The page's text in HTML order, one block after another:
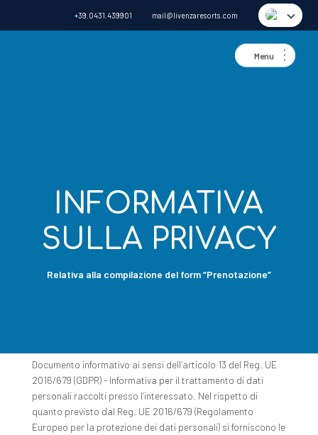
+39.0431.439901 mail@livenzaresorts.com
INFORMATIVA
SULLA PRIVACY
Relativa alla compilazione del form “Prenotazione”
Documento informativo ai sensi dell’articolo 13 del Reg. UE
2016/679 (GDPR) - Informativa per il trattamento di dati
personali raccolti presso l’interessato. Nel rispetto di
quanto previsto dal Reg. UE 2016/679 (Regolamento
Europeo per la protezione dei dati personali) si forniscono le